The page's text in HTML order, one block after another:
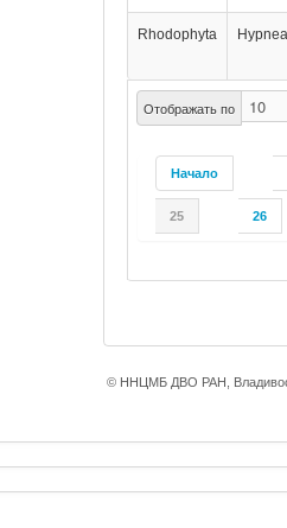
Отображать по
Начало
25 26
Rhodophyta
© ННЦМБ ДВО РАН,